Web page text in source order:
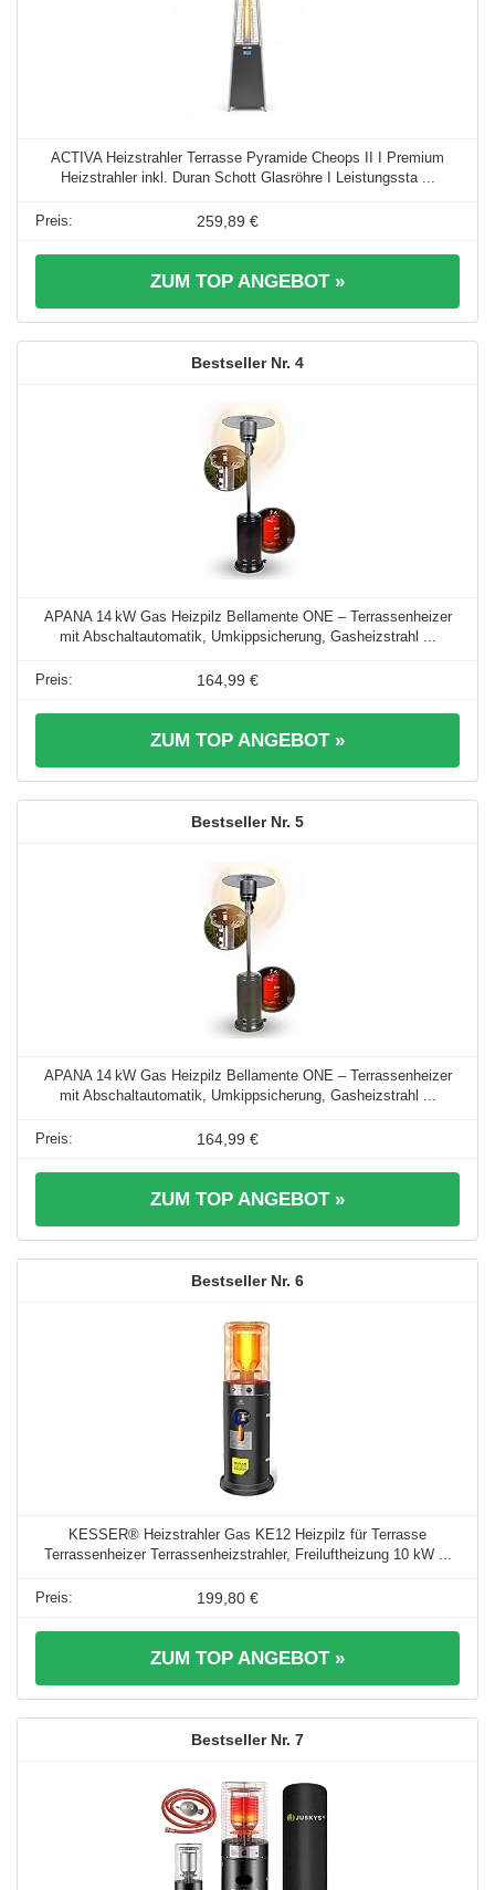
ACTIVA Heizstrahler Terrasse Pyramide Cheops II I Premium
Heizstrahler inkl. Duran Schott Glasröhre I Leistungssta ...
259,89 €
ZUM TOP ANGEBOT »
4
APANA 14 kW Gas Heizpilz Bellamente ONE – Terrassenheizer
mit Abschaltautomatik, Umkippsicherung, Gasheizstrahl ...
164,99 €
ZUM TOP ANGEBOT »
5
APANA 14 kW Gas Heizpilz Bellamente ONE – Terrassenheizer
mit Abschaltautomatik, Umkippsicherung, Gasheizstrahl ...
164,99 €
ZUM TOP ANGEBOT »
6
KESSER® Heizstrahler Gas KE12 Heizpilz für Terrasse
Terrassenheizer Terrassenheizstrahler, Freiluftheizung 10 kW ...
199,80 €
ZUM TOP ANGEBOT »
7